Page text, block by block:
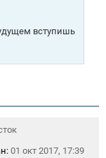
вступишь
01 окт 2017, 17:39